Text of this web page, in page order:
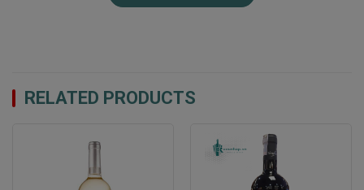
Thưởng thức đỉnh cao của vị ngon
RELATED PRODUCTS